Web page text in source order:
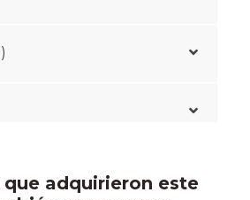
adquirieron este